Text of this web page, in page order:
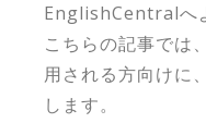
EnglishCentralへ
こちらの記事で
用される方向けに
します。